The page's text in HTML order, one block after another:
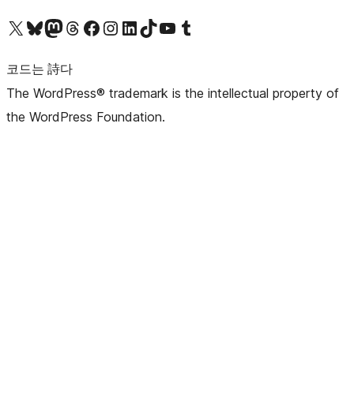
X(이전 트위터) 계정 방문하기블루스카이 계정 방문하기마스토돈 계정 방문하기스레드 계정 방문하기 페이스북 페이지 방문하기인스타그램 계정 방문하기 LinkedIn 계정 방문하기틱톡 계정 방문하기유튜브 채널 방문하기 텀블러 계정 방문하기
코드는 詩다
The WordPress® trademark is the intellectual property of
the WordPress Foundation.